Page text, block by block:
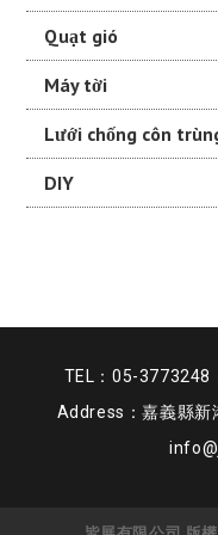
Quạt gió
Máy tời
Lưới chống côn
DIY
TEL：05-
Address：嘉義縣新